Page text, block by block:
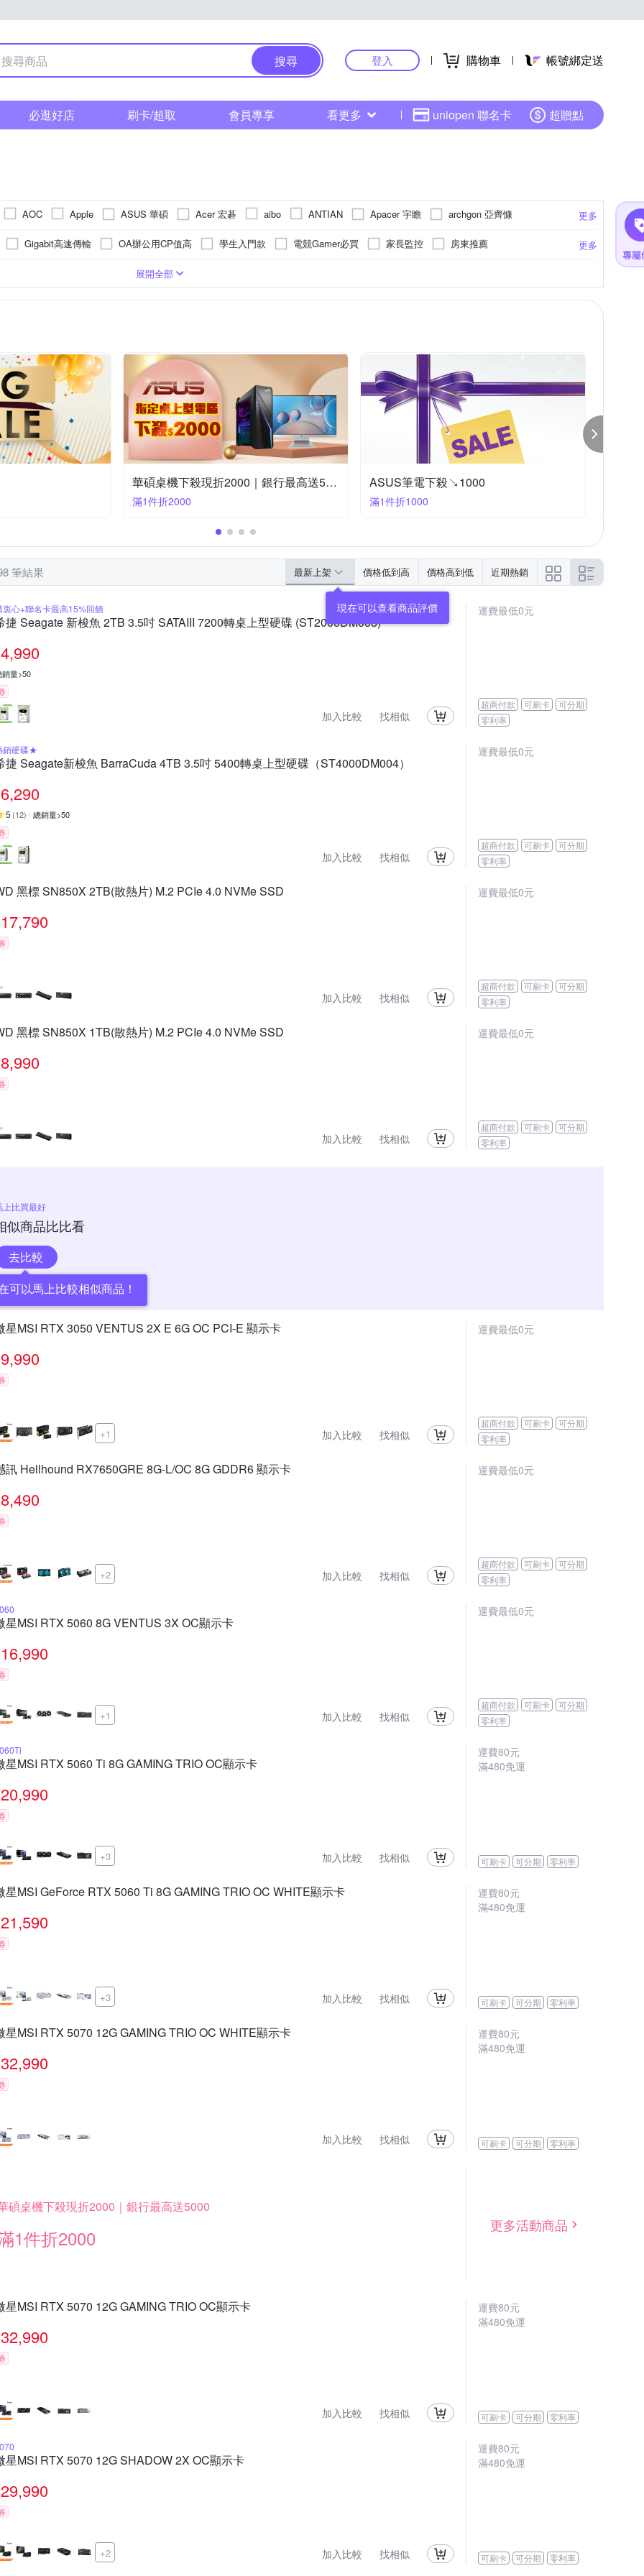
搜尋 登入 購物車 帳號綁定送
必逛好店 刷卡/超取 會員專享 看更多 uniopen 聯名卡 超贈點
更多
AOC Apple ASUS 華碩 Acer 宏碁 aibo ANTIAN Apacer 宇瞻
archgon 亞齊慷
Canon 佳能 CORSAIR 海盜船 D-Link DIKE Dukepos 皇威國際 DATO 達多
卡巴斯基
KINYO Lenovo 聯想 Logitech 羅技 Lexar 雷克沙 Micron 美光
Microsoft 微軟
ZOWIE
ZyXEL 合勤 伽利略
更多
Gigabit高速傳輸 OA辦公用CP值高 學生入門款 電競Gamer必買 家長監控
房東推薦
VPN翻牆神機
其他
疏油
512GB 32GB
有線鍵盤 SDXC
窄邊框 廣視角
Linux
展開全部
Acer螢幕滿2件折$100
滿2件折100
Acer限時下殺95折
滿1件享95折
筆結果 最新上架 價格低到高 價格高到低 近期熱銷
衷心+聯名卡最高15%回饋
捷 Seagate 新梭魚 2TB 3.5吋 SATAIII 7200轉桌上型硬碟 (ST2000DM008)
4,990
銷量>50
加入比較 找相似
運費最低0元
超商付款 可刷卡
可分期
零利率
銷硬碟★
捷 Seagate新梭魚 BarraCuda 4TB 3.5吋 5400轉桌上型硬碟（ST4000DM004）
6,290
5 (12) 總銷量>50
加入比較 找相似
運費最低0元
超商付款 可刷卡
可分期
零利率
黑標 SN850X 2TB(散熱片) M.2 PCIe 4.0 NVMe SSD
17,790
加入比較 找相似
運費最低0元
超商付款 可刷卡
可分期
零利率
黑標 SN850X 1TB(散熱片) M.2 PCIe 4.0 NVMe SSD
8,990
加入比較 找相似
運費最低0元
超商付款 可刷卡
可分期
零利率
上比買最好
似商品比比看
去比較
可以馬上比較相似商品！
星MSI RTX 3050 VENTUS 2X E 6G OC PCI-E 顯示卡
9,990
+1 加入比較 找相似
運費最低0元
超商付款 可刷卡
可分期
零利率
訊 Hellhound RX7650GRE 8G-L/OC 8G GDDR6 顯示卡
8,490
+2 加入比較 找相似
運費最低0元
超商付款 可刷卡
可分期
零利率
星MSI RTX 5060 8G VENTUS 3X OC顯示卡
16,990
+1 加入比較 找相似
運費最低0元
超商付款 可刷卡
可分期
零利率
星MSI RTX 5060 Ti 8G GAMING TRIO OC顯示卡
20,990
+3 加入比較 找相似
運費80元
滿480免運
可刷卡 可分期 零利率
星MSI GeForce RTX 5060 Ti 8G GAMING TRIO OC WHITE顯示卡
21,590
+3 加入比較 找相似
運費80元
滿480免運
可刷卡 可分期 零利率
星MSI RTX 5070 12G GAMING TRIO OC WHITE顯示卡
32,990
加入比較 找相似
運費80元
滿480免運
可刷卡 可分期 零利率
碩桌機下殺現折2000｜銀行最高送5000
1件折2000
更多活動商品
星MSI RTX 5070 12G GAMING TRIO OC顯示卡
32,990
加入比較 找相似
運費80元
滿480免運
可刷卡 可分期 零利率
星MSI RTX 5070 12G SHADOW 2X OC顯示卡
29,990
+2 加入比較 找相似
運費80元
滿480免運
可刷卡 可分期 零利率